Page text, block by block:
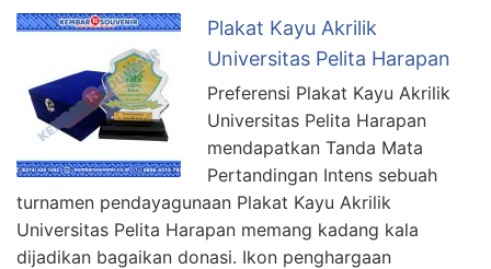
Plakat Kayu Akrilik
Universitas Pelita Harapan
Preferensi Plakat Kayu Akrilik
Universitas Pelita Harapan
mendapatkan Tanda Mata
Pertandingan Intens sebuah
turnamen pendayagunaan Plakat Kayu Akrilik
Universitas Pelita Harapan memang kadang kala
dijadikan bagaikan donasi. Ikon penghargaan